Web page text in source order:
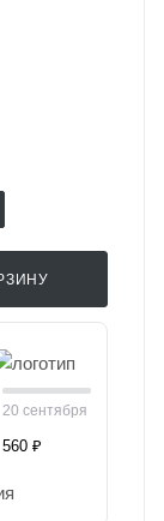
20 сентября
560 ₽